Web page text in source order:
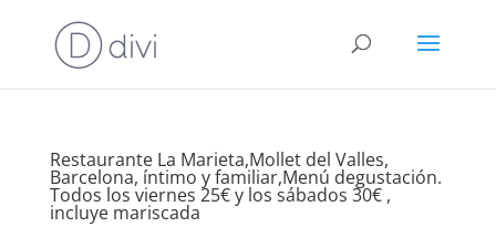
Restaurante La Marieta,Mollet del Valles,
Barcelona, íntimo y familiar,Menú degustación.
Todos los viernes 25€ y los sábados 30€ ,
incluye mariscada